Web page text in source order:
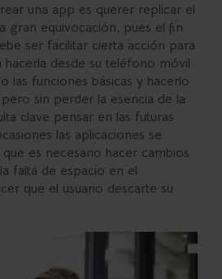
una app es querer replicar el
gran equivocación, pues el fin
ser facilitar cierta acción para
hacerla desde su teléfono móvil.
las funciones básicas y hacerlo
sin perder la esencia de la
clave pensar en las futuras
las aplicaciones se
es necesario hacer cambios
falta de espacio en el
que el usuario descarte su